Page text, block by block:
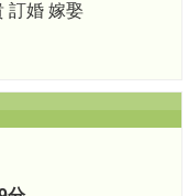
訂婚 嫁娶